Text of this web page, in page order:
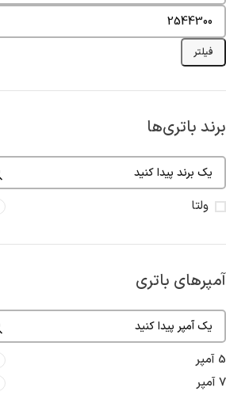
فیلتر
برند باتری‌ها
ولتا
آمپرهای باتری
5 آمپر
7 آمپر